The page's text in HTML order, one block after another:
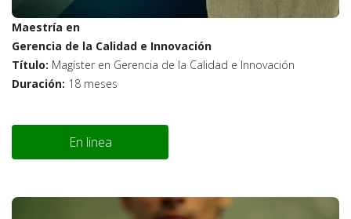
Maestría en
Gerencia de la Calidad e Innovación
Título: Magíster en Gerencia de la Calidad e Innovación
Duración: 18 meses
En linea